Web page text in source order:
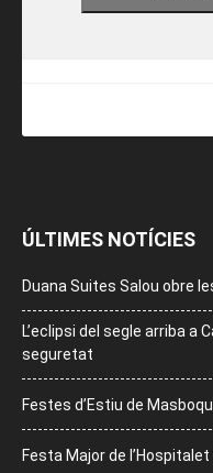
ÚLTIMES NOTÍCIES
Duana Suites Salou obre
L’eclipsi del segle arriba a
seguretat
Festes d’Estiu de
Festa Major de l’Hospitalet